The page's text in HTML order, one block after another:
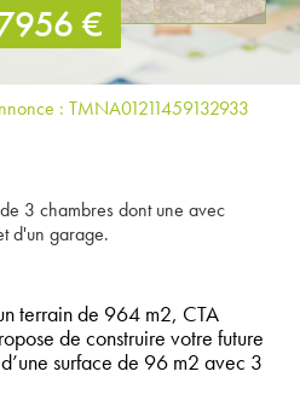
€
: TMNA01211459132933
3 chambres dont une avec
d'un garage.
terrain de 964 m2, CTA
de construire votre future
surface de 96 m2 avec 3